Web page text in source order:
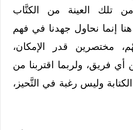
تلك العينة من الكتَّاب
هنا إنما نحاول جهدنا في فهم
مختصرين قدر الإمكان،
أي فريق، ولربما اقتربنا من
وليس رغبة في التَّحيز،